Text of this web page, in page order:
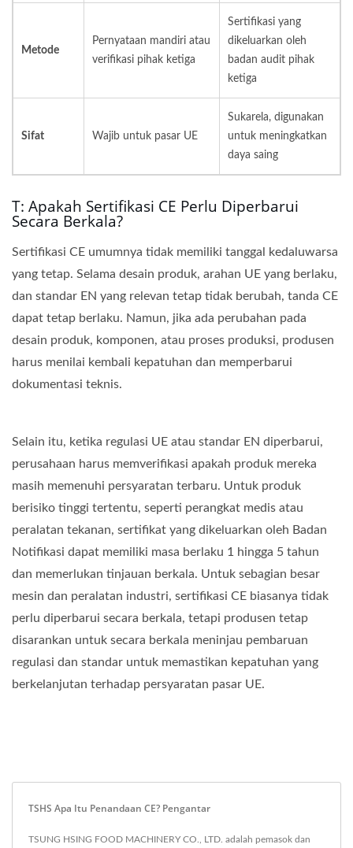
Metode
Pernyataan mandiri atau
verifikasi pihak ketiga
Sertifikasi yang
dikeluarkan oleh
badan audit pihak
ketiga
Sifat Wajib untuk pasar UE
Sukarela, digunakan
untuk meningkatkan
daya saing
T: Apakah Sertifikasi CE Perlu Diperbarui
Secara Berkala?
Sertifikasi CE umumnya tidak memiliki tanggal kedaluwarsa
yang tetap. Selama desain produk, arahan UE yang berlaku,
dan standar EN yang relevan tetap tidak berubah, tanda CE
dapat tetap berlaku. Namun, jika ada perubahan pada
desain produk, komponen, atau proses produksi, produsen
harus menilai kembali kepatuhan dan memperbarui
dokumentasi teknis.
Selain itu, ketika regulasi UE atau standar EN diperbarui,
perusahaan harus memverifikasi apakah produk mereka
masih memenuhi persyaratan terbaru. Untuk produk
berisiko tinggi tertentu, seperti perangkat medis atau
peralatan tekanan, sertifikat yang dikeluarkan oleh Badan
Notifikasi dapat memiliki masa berlaku 1 hingga 5 tahun
dan memerlukan tinjauan berkala. Untuk sebagian besar
mesin dan peralatan industri, sertifikasi CE biasanya tidak
perlu diperbarui secara berkala, tetapi produsen tetap
disarankan untuk secara berkala meninjau pembaruan
regulasi dan standar untuk memastikan kepatuhan yang
berkelanjutan terhadap persyaratan pasar UE.
TSHS Apa Itu Penandaan CE? Pengantar
TSUNG HSING FOOD MACHINERY CO., LTD. adalah pemasok dan